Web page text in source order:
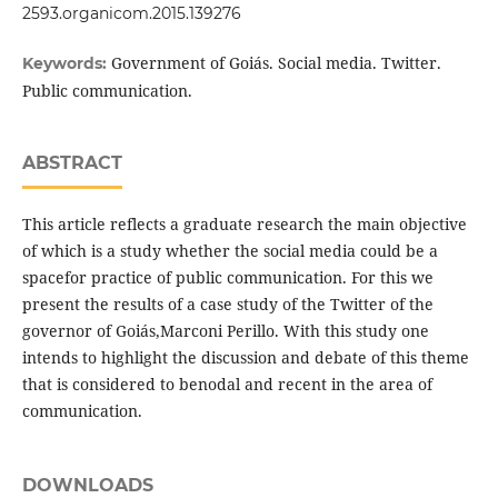
2593.organicom.2015.139276
Keywords: Government of Goiás. Social media. Twitter.
Public communication.
ABSTRACT
This article reflects a graduate research the main objective
of which is a study whether the social media could be a
spacefor practice of public communication. For this we
present the results of a case study of the Twitter of the
governor of Goiás,Marconi Perillo. With this study one
intends to highlight the discussion and debate of this theme
that is considered to benodal and recent in the area of
communication.
DOWNLOADS